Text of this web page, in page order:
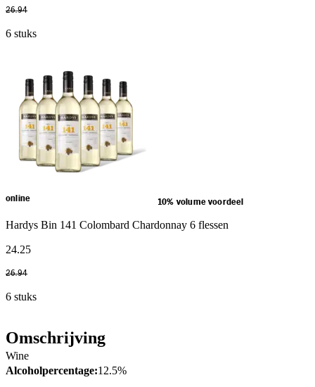
26.94
6 stuks
online 10% volume voordeel
Hardys Bin 141 Colombard Chardonnay 6 flessen
24.25
26.94
6 stuks
Omschrijving
Wine
Alcoholpercentage:12.5%